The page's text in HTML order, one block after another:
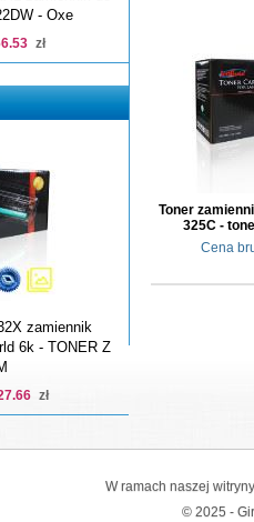
- Oxe
zł
zamiennik
6k - TONER Z
zł
Toner
325C -
Cena
W ramach naszej
© 2025 -